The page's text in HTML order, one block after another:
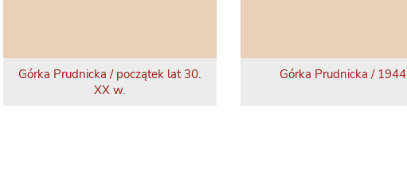
Górka Prudnicka / początek lat 30.
XX w.
Górka Prudnicka /